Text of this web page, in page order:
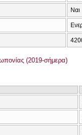
Ναι
(2019-σήμερα)